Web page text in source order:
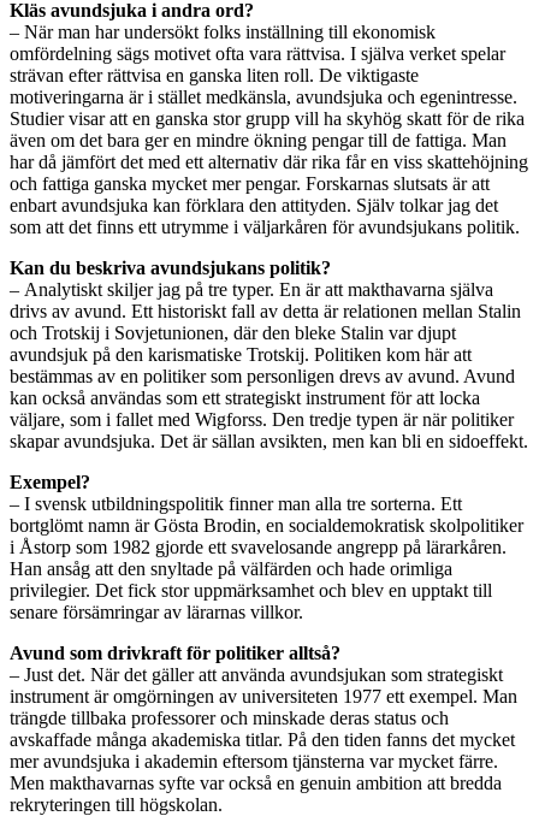
Kläs avundsjuka i andra ord?
– När man har undersökt folks inställning till ekonomisk
omfördelning sägs motivet ofta vara rättvisa. I själva verket spelar
strävan efter rättvisa en ganska liten roll. De viktigaste
motiveringarna är i stället medkänsla, avundsjuka och egenintresse.
Studier visar att en ganska stor grupp vill ha skyhög skatt för de rika
även om det bara ger en mindre ökning pengar till de fattiga. Man
har då jämfört det med ett alternativ där rika får en viss skattehöjning
och fattiga ganska mycket mer pengar. Forskarnas slutsats är att
enbart avundsjuka kan förklara den attityden. Själv tolkar jag det
som att det finns ett utrymme i väljarkåren för avundsjukans politik.
Kan du beskriva avundsjukans politik?
– Analytiskt skiljer jag på tre typer. En är att makthavarna själva
drivs av avund. Ett historiskt fall av detta är relationen mellan Stalin
och Trotskij i Sovjetunionen, där den bleke Stalin var djupt
avundsjuk på den karismatiske Trotskij. Politiken kom här att
bestämmas av en politiker som personligen drevs av avund. Avund
kan också användas som ett strategiskt instrument för att locka
väljare, som i fallet med Wigforss. Den tredje typen är när politiker
skapar avundsjuka. Det är sällan avsikten, men kan bli en sidoeffekt.
Exempel?
– I svensk utbildningspolitik finner man alla tre sorterna. Ett
bortglömt namn är Gösta Brodin, en socialdemokratisk skolpolitiker
i Åstorp som 1982 gjorde ett svavelosande angrepp på lärarkåren.
Han ansåg att den snyltade på välfärden och hade orimliga
privilegier. Det fick stor uppmärksamhet och blev en upptakt till
senare försämringar av lärarnas villkor.
Avund som drivkraft för politiker alltså?
– Just det. När det gäller att använda avundsjukan som strategiskt
instrument är omgörningen av universiteten 1977 ett exempel. Man
trängde tillbaka professorer och minskade deras status och
avskaffade många akademiska titlar. På den tiden fanns det mycket
mer avundsjuka i akademin eftersom tjänsterna var mycket färre.
Men makthavarnas syfte var också en genuin ambition att bredda
rekryteringen till högskolan.